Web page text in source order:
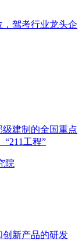
驾考行业龙头企
建制的全国重点
“211工程”
新产品的研发